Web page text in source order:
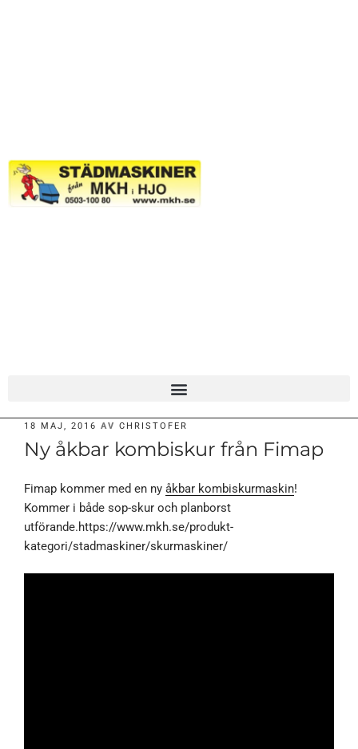
18 MAJ, 2016 AV CHRISTOFER
Ny åkbar kombiskur från Fimap
Fimap kommer med en ny åkbar kombiskurmaskin!
Kommer i både sop-skur och planborst
utförande.https://www.mkh.se/produkt-
kategori/stadmaskiner/skurmaskiner/